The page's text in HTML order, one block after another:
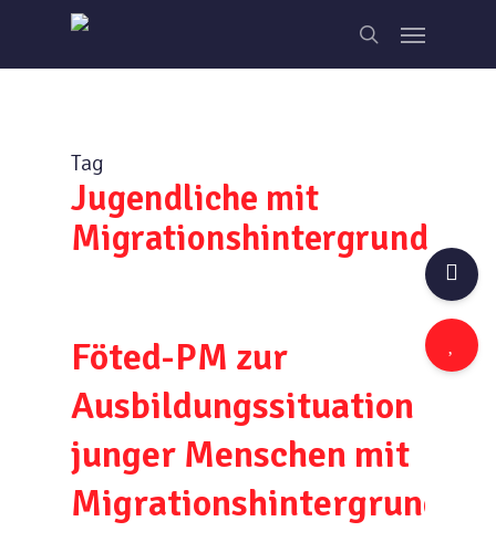
main
search
Menu
Tag
Jugendliche mit
Migrationshintergrund
Föted-PM zur
Ausbildungssituation
junger Menschen mit
Migrationshintergrund